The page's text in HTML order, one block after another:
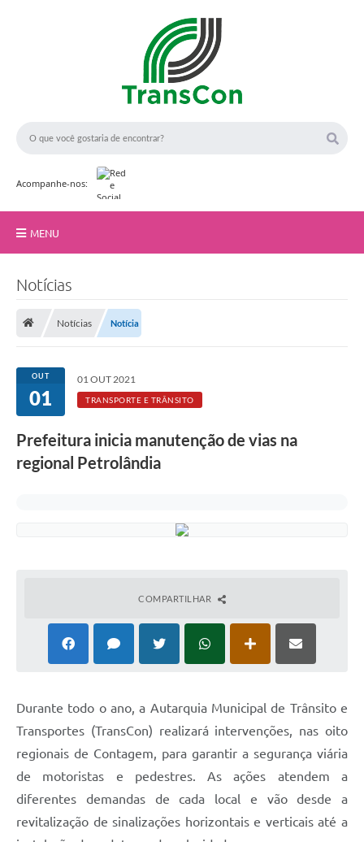
Acompanhe-nos:
MENU
Rotativo
Atendimento
Transparência
Notícias
Notícias Notícia
OUT
01
01 OUT 2021
TRANSPORTE E TRÂNSITO
Prefeitura inicia manutenção de vias na
regional Petrolândia
COMPARTILHAR
Durante todo o ano, a Autarquia Municipal de Trânsito e
Transportes (TransCon) realizará intervenções, nas oito
regionais de Contagem, para garantir a segurança viária
de motoristas e pedestres. As ações atendem a
diferentes demandas de cada local e vão desde a
revitalização de sinalizações horizontais e verticais até a